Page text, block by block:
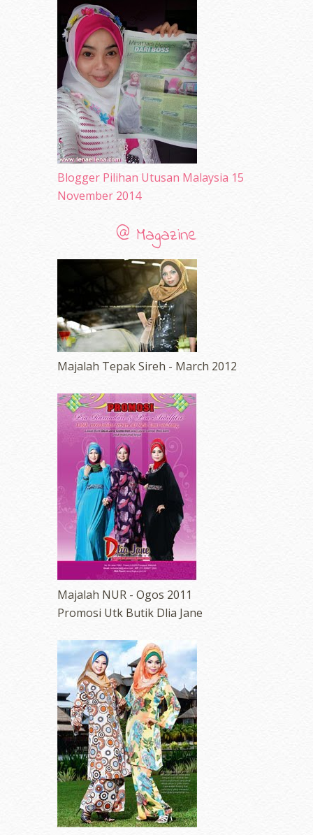
(32)
(52)
(65)
March 2010(92)
February 2010(89)
January 2010(68)
December 2009(33)
November 2009(2)
Blogger Pilihan Utusan Malaysia 15
November 2014
@ Magazine
Majalah Tepak Sireh - March 2012
Majalah NUR - Ogos 2011
Promosi Utk Butik Dlia Jane